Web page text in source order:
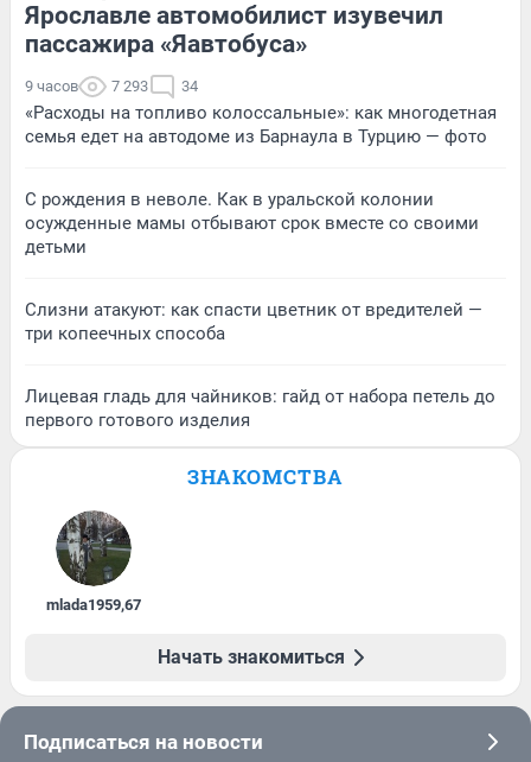
Ярославле автомобилист изувечил
пассажира «Яавтобуса»
9 часов 7 293 34
«Расходы на топливо колоссальные»: как многодетная
семья едет на автодоме из Барнаула в Турцию — фото
С рождения в неволе. Как в уральской колонии
осужденные мамы отбывают срок вместе со своими
детьми
Слизни атакуют: как спасти цветник от вредителей —
три копеечных способа
Лицевая гладь для чайников: гайд от набора петель до
первого готового изделия
ЗНАКОМСТВА
mlada1959,67
Начать знакомиться
Подписаться на новости